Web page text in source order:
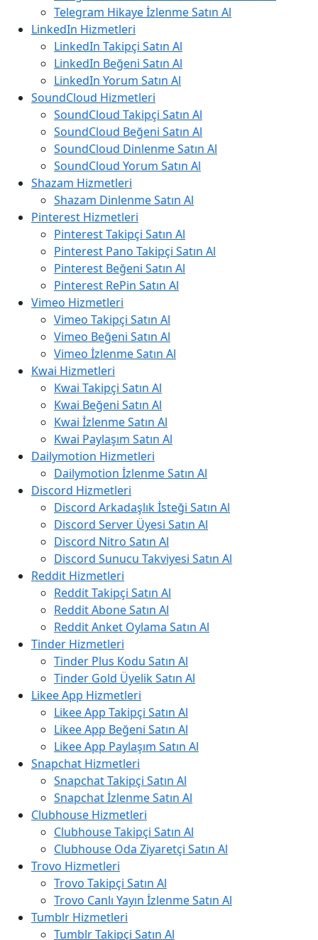
Telegram Hikaye İzlenme Satın Al
LinkedIn Hizmetleri
LinkedIn Takipçi Satın Al
LinkedIn Beğeni Satın Al
LinkedIn Yorum Satın Al
SoundCloud Hizmetleri
SoundCloud Takipçi Satın Al
SoundCloud Beğeni Satın Al
SoundCloud Dinlenme Satın Al
SoundCloud Yorum Satın Al
Shazam Hizmetleri
Shazam Dinlenme Satın Al
Pinterest Hizmetleri
Pinterest Takipçi Satın Al
Pinterest Pano Takipçi Satın Al
Pinterest Beğeni Satın Al
Pinterest RePin Satın Al
Vimeo Hizmetleri
Vimeo Takipçi Satın Al
Vimeo Beğeni Satın Al
Vimeo İzlenme Satın Al
Kwai Hizmetleri
Kwai Takipçi Satın Al
Kwai Beğeni Satın Al
Kwai İzlenme Satın Al
Kwai Paylaşım Satın Al
Dailymotion Hizmetleri
Dailymotion İzlenme Satın Al
Discord Hizmetleri
Discord Arkadaşlık İsteği Satın Al
Discord Server Üyesi Satın Al
Discord Nitro Satın Al
Discord Sunucu Takviyesi Satın Al
Reddit Hizmetleri
Reddit Takipçi Satın Al
Reddit Abone Satın Al
Reddit Anket Oylama Satın Al
Tinder Hizmetleri
Tinder Plus Kodu Satın Al
Tinder Gold Üyelik Satın Al
Likee App Hizmetleri
Likee App Takipçi Satın Al
Likee App Beğeni Satın Al
Likee App Paylaşım Satın Al
Snapchat Hizmetleri
Snapchat Takipçi Satın Al
Snapchat İzlenme Satın Al
Clubhouse Hizmetleri
Clubhouse Takipçi Satın Al
Clubhouse Oda Ziyaretçi Satın Al
Trovo Hizmetleri
Trovo Takipçi Satın Al
Trovo Canlı Yayın İzlenme Satın Al
Tumblr Hizmetleri
Tumblr Takipçi Satın Al